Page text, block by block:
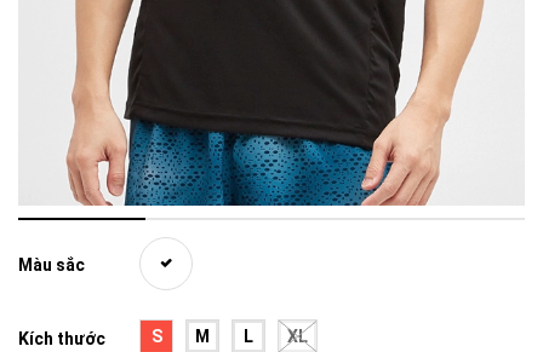
Màu sắc
Kích thước S M L XL